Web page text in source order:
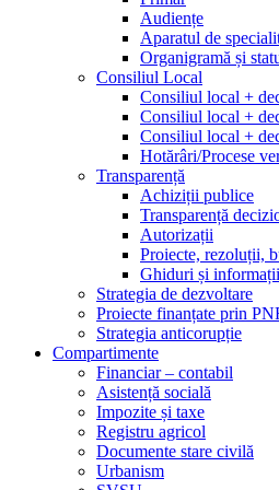
Audiențe
Aparatul de
Organigramă și
Consiliul Local
Consiliul local +
Consiliul local +
Consiliul local +
Hotărâri/Procese
Transparență
Achiziții publice
Transparență
Autorizații
Proiecte, rezoluții,
Ghiduri și
Strategia de dezvoltare
Proiecte finanțate prin
Strategia anticorupție
Compartimente
Financiar – contabil
Asistență socială
Impozite și taxe
Registru agricol
Documente stare civilă
Urbanism